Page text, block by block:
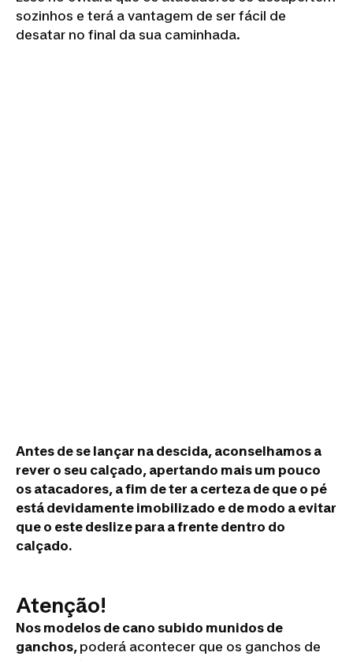
sozinhos e terá a vantagem de ser fácil de
desatar no final da sua caminhada.
Antes de se lançar na descida, aconselhamos a
rever o seu calçado, apertando mais um pouco
os atacadores, a fim de ter a certeza de que o pé
está devidamente imobilizado e de modo a evitar
que o este deslize para a frente dentro do
calçado.
Atenção!
Nos modelos de cano subido munidos de
ganchos, poderá acontecer que os ganchos de